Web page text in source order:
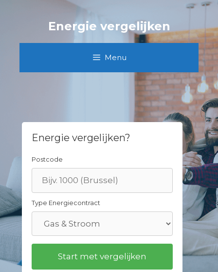
Energie vergelijken
Menu
Energie vergelijken?
Postcode
Type Energiecontract